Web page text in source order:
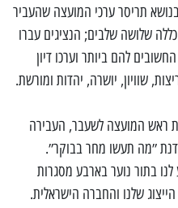
תריסר ערכי המועצה שהעביר
שלושה שלבים; הנציגים עברו
להם ביותר וערכו דיון
שוויון, יושרה, יהדות ומורשת.
ראש המועצה לשעבר, העבירה
״מה תעשו מחר בבוקר״.
בתור נוער בארבע מסגרות
שלנו והחברה הישראלית.